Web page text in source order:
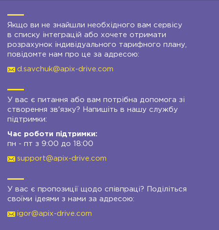
Якщо ви не знайшли необхідного вам сервісу
в списку інтеграцій або хочете отримати
розрахунок індивідуального тарифного плану,
повідомте нам про це за адресою:
d.savchuk@apix-drive.com
У вас є питання або вам потрібна допомога зі
створення зв'язку? Напишіть в нашу службу
підтримки:
Час роботи підтримки:
пн - пт з 9:00 до 18:00
support@apix-drive.com
У вас є пропозиції щодо співпраці? Поділіться
своїми ідеями з нами за адресою:
igor@apix-drive.com